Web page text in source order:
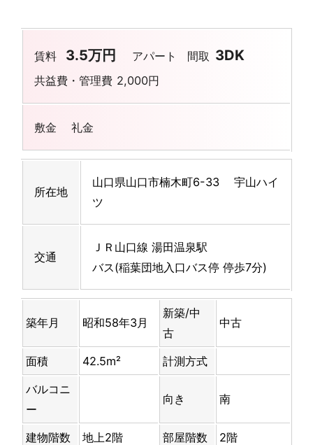
賃料 3.5万円 アパート 間取 3DK
共益費・管理費 2,000円
敷金 礼金
所在地
山口県山口市楠木町6-33 宇山ハイ
ツ
交通
ＪＲ山口線 湯田温泉駅
バス(稲葉団地入口バス停 停歩7分)
築年月 昭和58年3月
新築/中
古
中古
面積 42.5m²
計測方式
バルコニ
ー
向き 南
建物階数 地上2階 部屋階数
2階